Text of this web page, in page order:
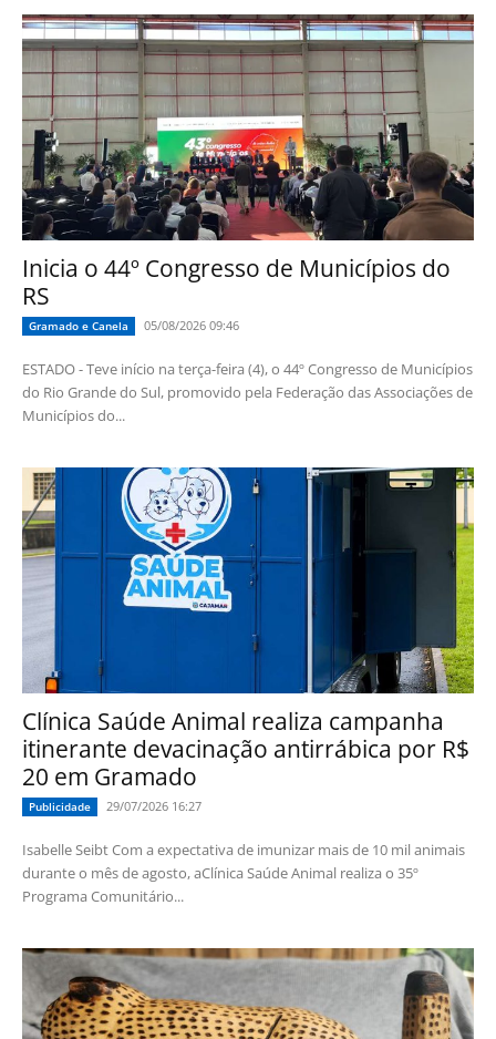
Inicia o 44º Congresso de Municípios do
RS
Gramado e Canela 05/08/2026 09:46
ESTADO - Teve início na terça-feira (4), o 44º Congresso de Municípios
do Rio Grande do Sul, promovido pela Federação das Associações de
Municípios do...
Clínica Saúde Animal realiza campanha
itinerante devacinação antirrábica por R$
20 em Gramado
Publicidade 29/07/2026 16:27
Isabelle Seibt Com a expectativa de imunizar mais de 10 mil animais
durante o mês de agosto, aClínica Saúde Animal realiza o 35º
Programa Comunitário...